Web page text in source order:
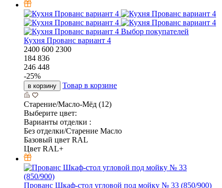
Выбор покупателей
Кухня Прованс вариант 4
2400 600 2300
184 836
246 448
-25%
в корзину Товар в корзине
Старение/Масло-Мёд (12)
Выберите цвет:
Варианты отделки :
Без отделки/Старение Масло
Базовый цвет RAL
Цвет RAL+
Прованс Шкаф-стол угловой под мойку № 33 (850/900)